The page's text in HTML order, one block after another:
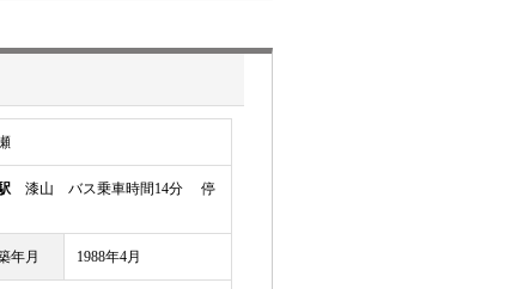
漆山 バス乗車時間14分 停
年月 1988年4月